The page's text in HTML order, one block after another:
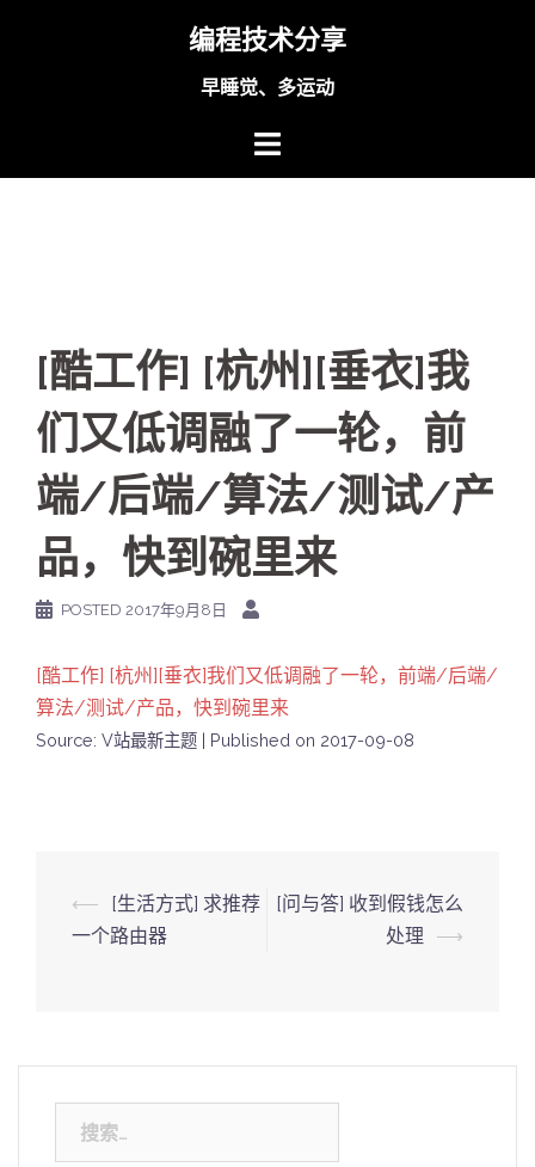
编程技术分享
早睡觉、多运动
[酷工作] [杭州][垂衣]我
们又低调融了一轮，前
端/后端/算法/测试/产
品，快到碗里来
POSTED 2017年9月8日
[酷工作] [杭州][垂衣]我们又低调融了一轮，前端/后端/
算法/测试/产品，快到碗里来
Source: V站最新主题 Published on 2017-09-08
Post
navigation
⟵
[生活方式] 求推荐
一个路由器
[问与答] 收到假钱怎么
处理
⟶
索：